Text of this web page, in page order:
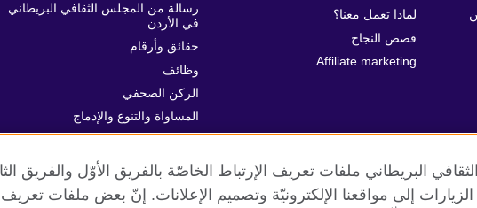
رسالة من المجلس الثقافي البريطاني
في الأردن
حقائق وأرقام
وظائف
الركن الصحفي
المساواة والتنوع والإدماج
لماذا تعمل معنا؟
قصص النجاح
Affiliate marketing
البريطاني ملفات تعريف الإرتباط الخاصّة بالفريق الأوّل والفريق
الزيارات إلى مواقعنا الإلكترونيّة وتصميم الإعلانات. إنّ بعض ملفات